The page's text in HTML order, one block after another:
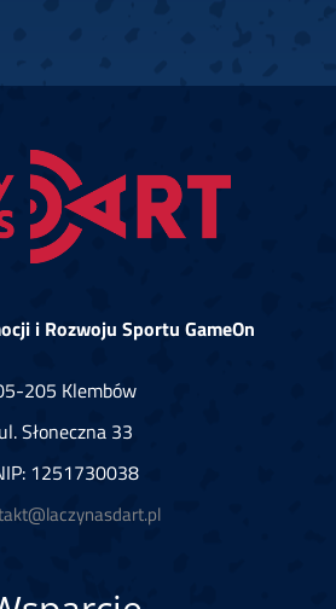
i Rozwoju Sportu GameOn
205 Klembów
ul. Słoneczna 33
1251730038